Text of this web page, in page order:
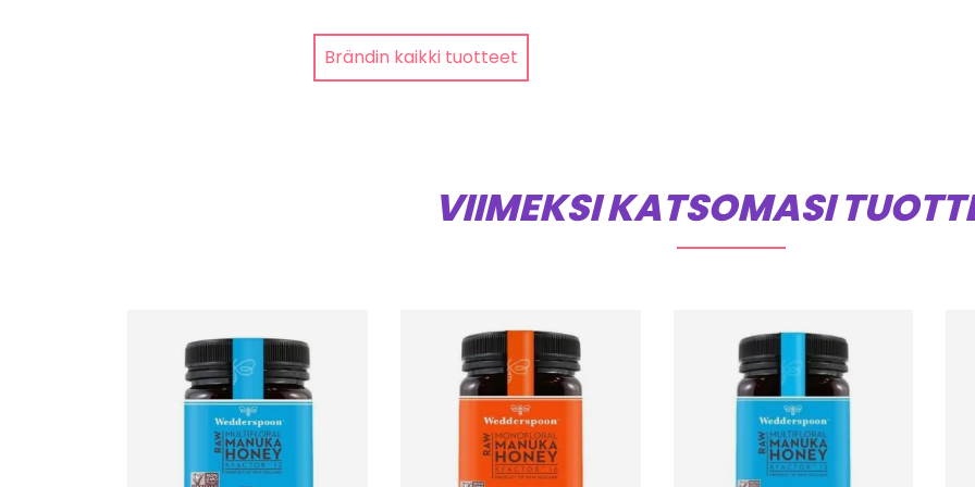
Brändin kaikki tuotteet
VIIMEKSI KATSOMASI